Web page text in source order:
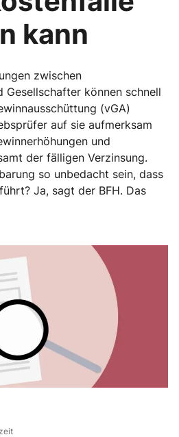
kann
zwischen
Gesellschafter können schnell
(vGA)
auf sie aufmerksam
und
der fälligen Verzinsung.
so unbedacht sein, dass
Ja, sagt der BFH. Das